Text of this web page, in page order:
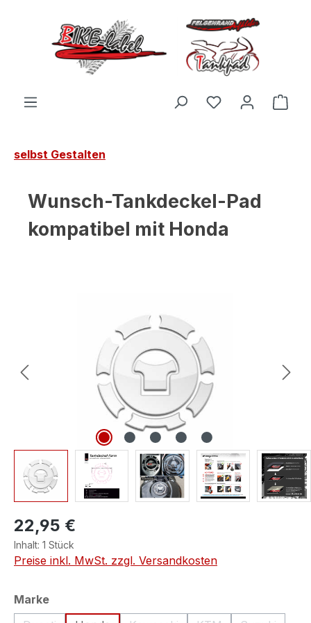
Zum Hauptinhalt springen
Du hast 0
selbst Gestalten
Wunsch-Tankdeckel-Pad
kompatibel mit Honda
22,95 €
Inhalt: 1 Stück
Preise inkl. MwSt. zzgl. Versandkosten
Markeauswählen